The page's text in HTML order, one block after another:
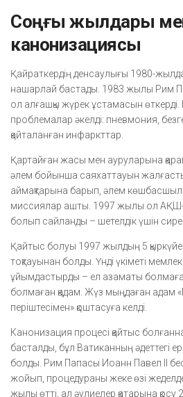
Соңғы жылдары
канонизациясы
Қайраткердің денсаулығы 1980-
нашарлай бастады. 1983 жылы Рим
ол алғашқы жүрек ұстамасын
проблемалар әкелді: пневмония,
қайталанған инфаркттар.
Қартайған жасы мен ауруларына
әлем бойынша саяхаттауын
аймақтарына барып, әлем
миссиялар ашты. 1997 жылы ол АҚШ-
болып сайланды – шетелдік үшін сирек
Қайтыс болуы 1997 жылдың 5
тоқтауынан болды. Үнді үкіметі
ұйымдастырды – ел азаматы
болмаған қадам. Жүз мыңдаған адам
періштесімен» қоштасуға келді.
Канонизация процесі қайтыс
басталды, бұл Ватиканның әдеттегі
болды. Рим Папасы Иоанн Павел II бес
жойып, процедураны жеке өзі
жылы өтті, ал әулиелер қатарына қосу